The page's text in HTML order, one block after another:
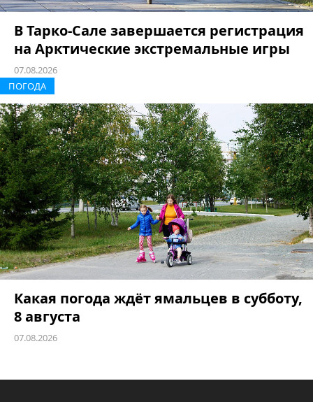
В Тарко-Сале завершается регистрация
на Арктические экстремальные игры
07.08.2026
ПОГОДА
Какая погода ждёт ямальцев в субботу,
8 августа
07.08.2026